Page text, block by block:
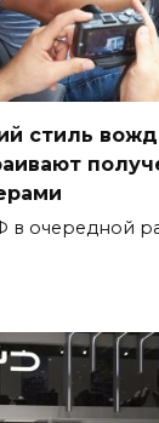
стиль
в очередной